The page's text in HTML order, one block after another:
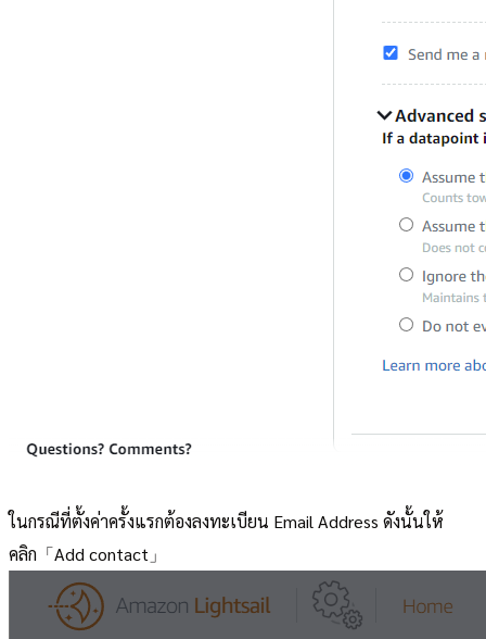
ในกรณีที่ตั้งค่าครั้งแรกต้องลงทะเบียน Email Address ดังนั้นให้
คลิก「Add contact」